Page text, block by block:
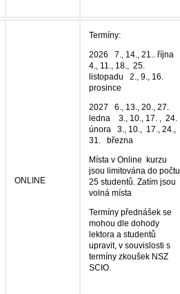
ONLINE
Termíny:
2026 7., 14., 21.. října
4., 11., 18., 25.
listopadu 2., 9., 16.
prosince
2027 6., 13., 20., 27.
ledna 3., 10., 17. , 24.
února 3., 10., 17., 24.,
31. března
Místa v Online kurzu
jsou limitována do počtu
25 studentů. Zatím jsou
volná místa
Termíny přednášek se
mohou dle dohody
lektora a studentů
upravit, v souvislosti s
termíny zkoušek NSZ
SCIO.